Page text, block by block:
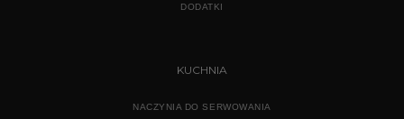
DODATKI
KUCHNIA
NACZYNIA DO SERWOWANIA